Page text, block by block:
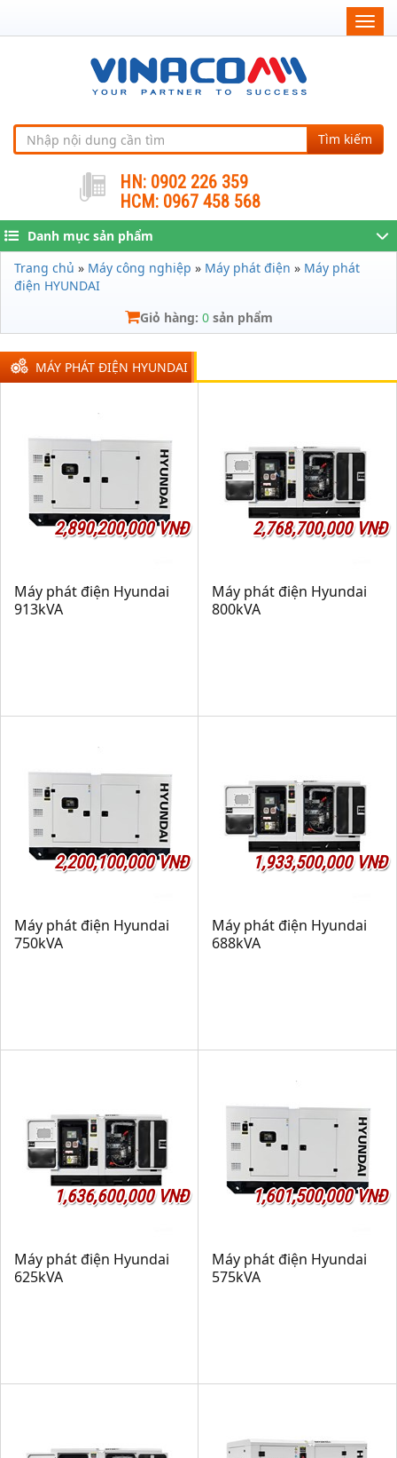
Tìm kiếm
HN: 0902 226 359
HCM: 0967 458 568
Danh mục sản phẩm
Trang chủ » Máy công nghiệp » Máy phát điện » Máy phát
điện HYUNDAI
Giỏ hàng: 0sản phẩm
MÁY PHÁT ĐIỆN HYUNDAI
2,890,200,000 VNĐ
Máy phát điện Hyundai
913kVA
2,768,700,000 VNĐ
Máy phát điện Hyundai
800kVA
2,200,100,000 VNĐ
Máy phát điện Hyundai
750kVA
1,933,500,000 VNĐ
Máy phát điện Hyundai
688kVA
1,636,600,000 VNĐ
Máy phát điện Hyundai
625kVA
1,601,500,000 VNĐ
Máy phát điện Hyundai
575kVA